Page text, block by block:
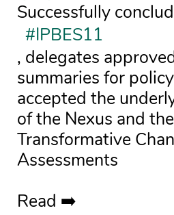
Successfully
#IPBES11
, delegates
summaries for
accepted the
of the Nexus and the
Transformative
Assessments
Read ➡️